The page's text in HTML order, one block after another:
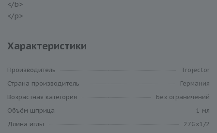
</b>
</p>
Характеристики
Производитель
Trojector
Cтрана производитель
Германия
Возрастная категория
Без ограничений
Объём шприца
1 мл
Длина иглы
27Gх1/2